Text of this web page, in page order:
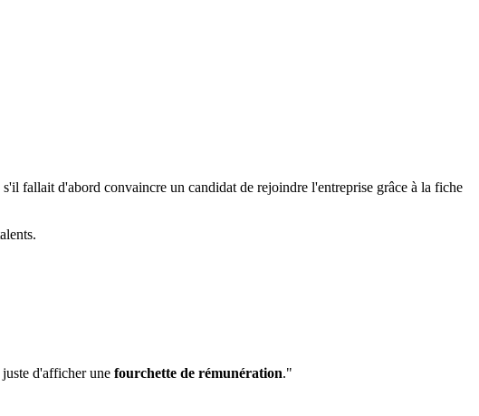
fallait d'abord convaincre un candidat de rejoindre l'entreprise grâce à la fiche
d'afficher une fourchette de rémunération."